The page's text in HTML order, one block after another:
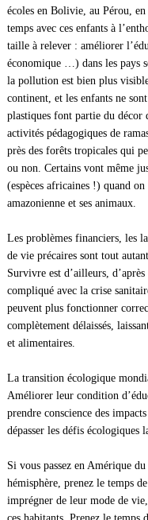
écoles en Bolivie, au Pérou,
temps avec ces enfants à
taille à relever : améliorer
économique …) dans les pays
la pollution est bien plus
continent, et les enfants ne
plastiques font partie du décor
activités pédagogiques de
près des forêts tropicales qui
ou non. Certains vont même
(espèces africaines !) quand
amazonienne et ses animaux.
Les problèmes financiers, les
de vie précaires sont tout
Survivre est d’ailleurs,
compliqué avec la crise
peuvent plus fonctionner
complètement délaissés,
et alimentaires.
La transition écologique
Améliorer leur condition
prendre conscience des
dépasser les défis écologiques
Si vous passez en Amérique
hémisphère, prenez le temps
imprégner de leur mode de